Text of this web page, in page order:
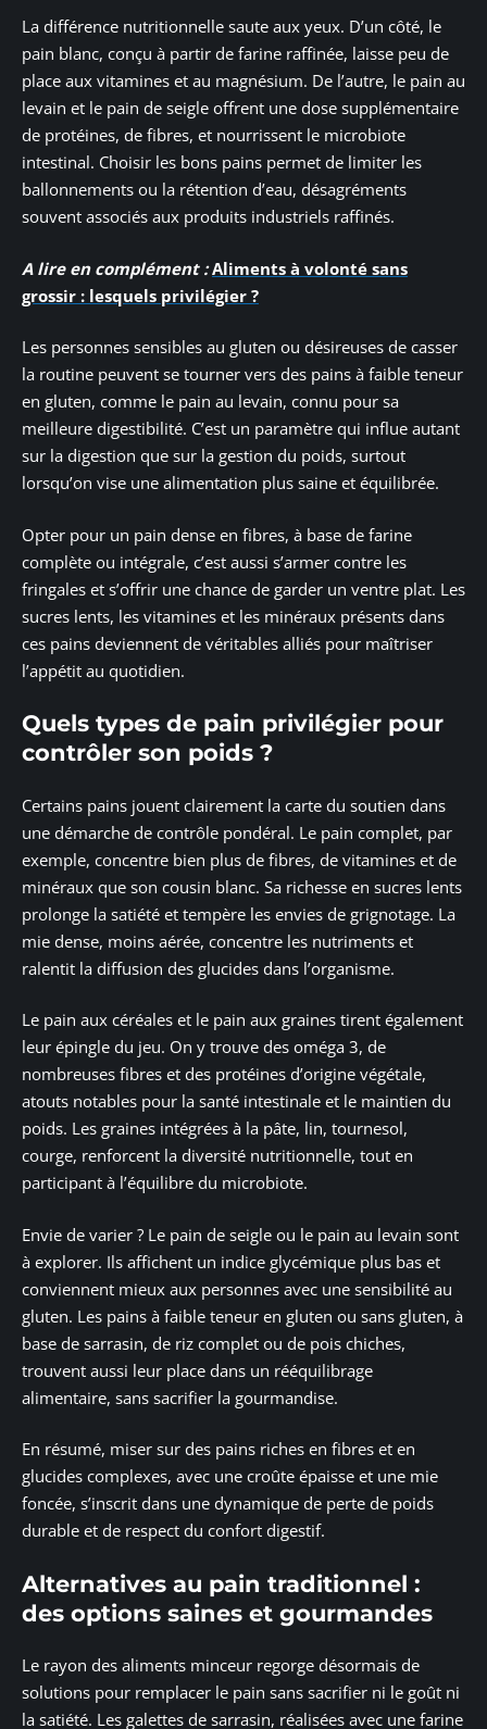
La différence nutritionnelle saute aux yeux. D’un côté, le
pain blanc, conçu à partir de farine raffinée, laisse peu de
place aux vitamines et au magnésium. De l’autre, le pain au
levain et le pain de seigle offrent une dose supplémentaire
de protéines, de fibres, et nourrissent le microbiote
intestinal. Choisir les bons pains permet de limiter les
ballonnements ou la rétention d’eau, désagréments
souvent associés aux produits industriels raffinés.
A lire en complément : Aliments à volonté sans
grossir : lesquels privilégier ?
Les personnes sensibles au gluten ou désireuses de casser
la routine peuvent se tourner vers des pains à faible teneur
en gluten, comme le pain au levain, connu pour sa
meilleure digestibilité. C’est un paramètre qui influe autant
sur la digestion que sur la gestion du poids, surtout
lorsqu’on vise une alimentation plus saine et équilibrée.
Opter pour un pain dense en fibres, à base de farine
complète ou intégrale, c’est aussi s’armer contre les
fringales et s’offrir une chance de garder un ventre plat. Les
sucres lents, les vitamines et les minéraux présents dans
ces pains deviennent de véritables alliés pour maîtriser
l’appétit au quotidien.
Quels types de pain privilégier pour
contrôler son poids ?
Certains pains jouent clairement la carte du soutien dans
une démarche de contrôle pondéral. Le pain complet, par
exemple, concentre bien plus de fibres, de vitamines et de
minéraux que son cousin blanc. Sa richesse en sucres lents
prolonge la satiété et tempère les envies de grignotage. La
mie dense, moins aérée, concentre les nutriments et
ralentit la diffusion des glucides dans l’organisme.
Le pain aux céréales et le pain aux graines tirent également
leur épingle du jeu. On y trouve des oméga 3, de
nombreuses fibres et des protéines d’origine végétale,
atouts notables pour la santé intestinale et le maintien du
poids. Les graines intégrées à la pâte, lin, tournesol,
courge, renforcent la diversité nutritionnelle, tout en
participant à l’équilibre du microbiote.
Envie de varier ? Le pain de seigle ou le pain au levain sont
à explorer. Ils affichent un indice glycémique plus bas et
conviennent mieux aux personnes avec une sensibilité au
gluten. Les pains à faible teneur en gluten ou sans gluten, à
base de sarrasin, de riz complet ou de pois chiches,
trouvent aussi leur place dans un rééquilibrage
alimentaire, sans sacrifier la gourmandise.
En résumé, miser sur des pains riches en fibres et en
glucides complexes, avec une croûte épaisse et une mie
foncée, s’inscrit dans une dynamique de perte de poids
durable et de respect du confort digestif.
Alternatives au pain traditionnel :
des options saines et gourmandes
Le rayon des aliments minceur regorge désormais de
solutions pour remplacer le pain sans sacrifier ni le goût ni
la satiété. Les galettes de sarrasin, réalisées avec une farine